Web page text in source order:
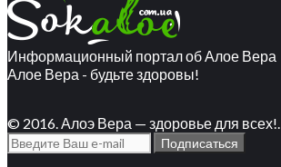
Информационный портал об Алое Вера
Алое Вера - будьте здоровы!
© 2016. Алоэ Вера — здоровье для всех!.